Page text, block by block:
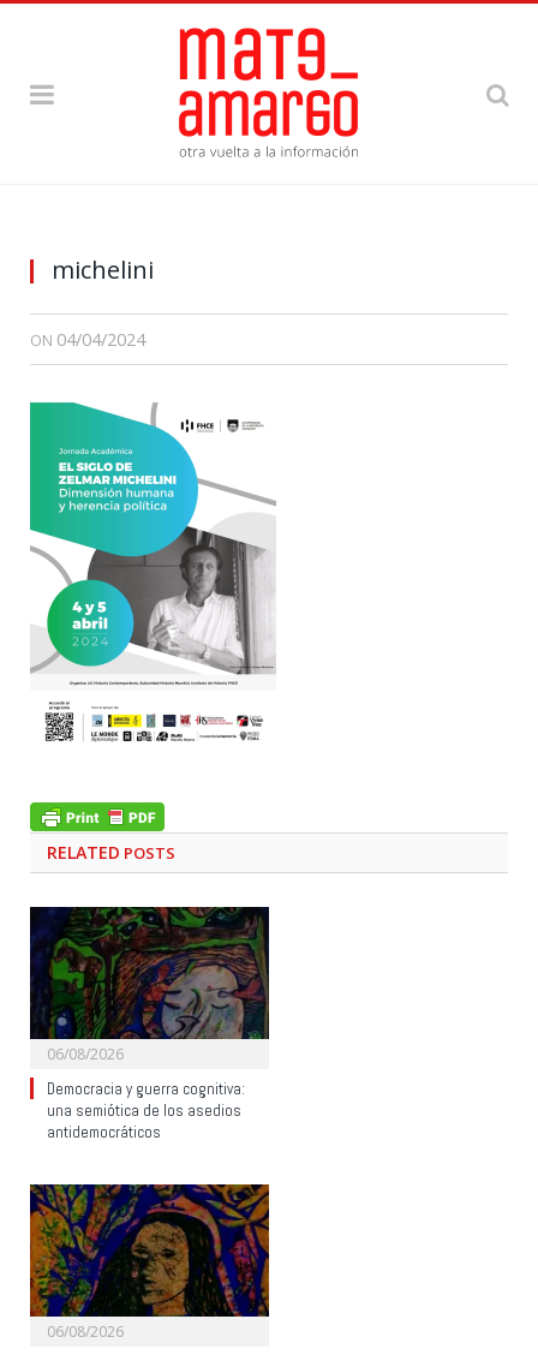
michelini
ON 04/04/2024
RELATED POSTS
06/08/2026
Democracia y guerra cognitiva:
una semiótica de los asedios
antidemocráticos
06/08/2026